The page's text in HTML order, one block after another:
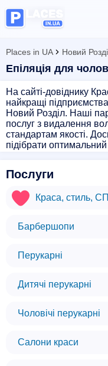
Places in UA Новий
Епіляція для
На сайті-довіднику
найкращі підприємства
Новий Розділ. Наші
послуг з видалення
стандартам якості.
підібрати
отримаєте ефективний
бездоганним
доглянутим і
Послуги
Краса, стиль,
Барбершопи
Перукарні
Дитячі перукарні
Чоловічі перукарні
Салони краси